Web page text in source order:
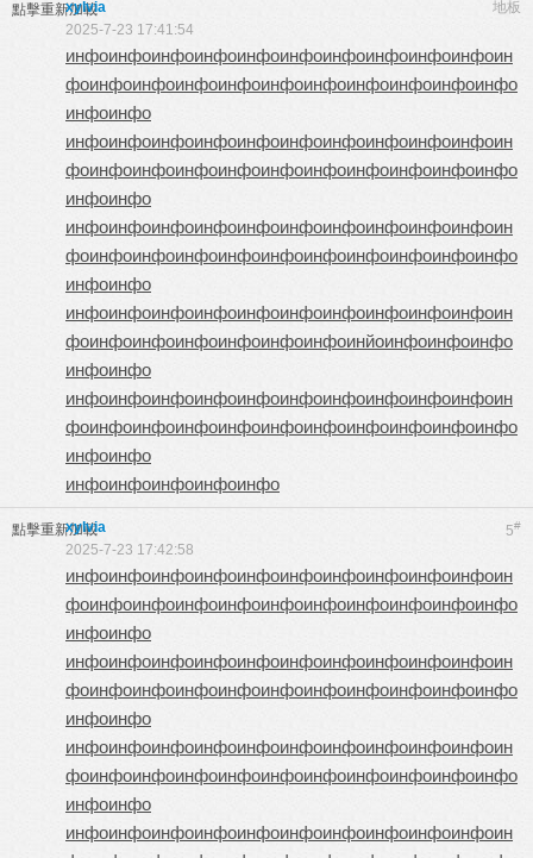
點擊重新加載 地板
xylvia
2025-7-23 17:41:54
инфоинфоинфоинфоинфоинфоинфоинфоинфоинфоин
фоинфоинфоинфоинфоинфоинфоинфоинфоинфоинфо
инфоинфо
инфоинфоинфоинфоинфоинфоинфоинфоинфоинфоин
фоинфоинфоинфоинфоинфоинфоинфоинфоинфоинфо
инфоинфо
инфоинфоинфоинфоинфоинфоинфоинфоинфоинфоин
фоинфоинфоинфоинфоинфоинфоинфоинфоинфоинфо
инфоинфо
инфоинфоинфоинфоинфоинфоинфоинфоинфоинфоин
фоинфоинфоинфоинфоинфоинфоинйоинфоинфоинфо
инфоинфо
инфоинфоинфоинфоинфоинфоинфоинфоинфоинфоин
фоинфоинфоинфоинфоинфоинфоинфоинфоинфоинфо
инфоинфо
инфоинфоинфоинфоинфо
點擊重新加載 5#
xylvia
2025-7-23 17:42:58
инфоинфоинфоинфоинфоинфоинфоинфоинфоинфоин
фоинфоинфоинфоинфоинфоинфоинфоинфоинфоинфо
инфоинфо
инфоинфоинфоинфоинфоинфоинфоинфоинфоинфоин
фоинфоинфоинфоинфоинфоинфоинфоинфоинфоинфо
инфоинфо
инфоинфоинфоинфоинфоинфоинфоинфоинфоинфоин
фоинфоинфоинфоинфоинфоинфоинфоинфоинфоинфо
инфоинфо
инфоинфоинфоинфоинфоинфоинфоинфоинфоинфоин